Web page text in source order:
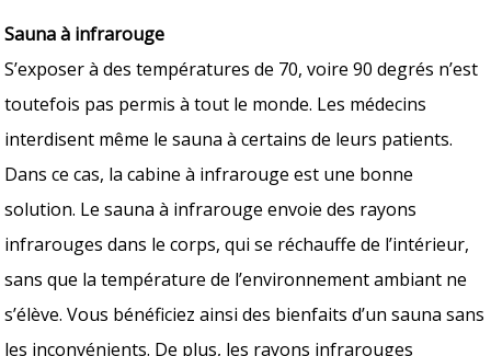
Sauna à infrarouge
S’exposer à des températures de 70, voire 90 degrés n’est
toutefois pas permis à tout le monde. Les médecins
interdisent même le sauna à certains de leurs patients.
Dans ce cas, la cabine à infrarouge est une bonne
solution. Le sauna à infrarouge envoie des rayons
infrarouges dans le corps, qui se réchauffe de l’intérieur,
sans que la température de l’environnement ambiant ne
s’élève. Vous bénéficiez ainsi des bienfaits d’un sauna sans
les inconvénients. De plus, les rayons infrarouges